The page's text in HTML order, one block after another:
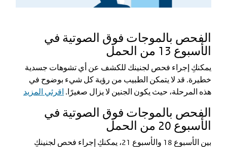
الفحص بالموجات فوق الصوتية في
الأسبوع 13 من الحمل
يمكنكِ إجراء فحص لجنينك للكشف عن أي تشوهات جسدية
خطيرة. قد لا يتمكن الطبيب من رؤية كل شيء بوضوح في
هذه المرحلة، حيث يكون الجنين لا يزال صغيرًا. اقرئي المزيد
الفحص بالموجات فوق الصوتية في
الأسبوع 20 من الحمل
بين الأسبوع 18 والأسبوع 21، يمكنكِ إجراء فحص لجنينكِ